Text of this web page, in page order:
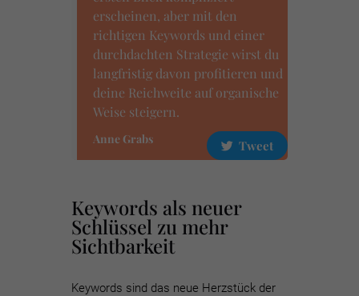
erscheinen, aber mit den
richtigen Keywords und einer
durchdachten Strategie wirst du
langfristig davon profitieren und
deine Reichweite auf organische
Weise steigern.
Anne Grabs Tweet
Keywords als neuer
Schlüssel zu mehr
Sichtbarkeit
Keywords sind das neue Herzstück der